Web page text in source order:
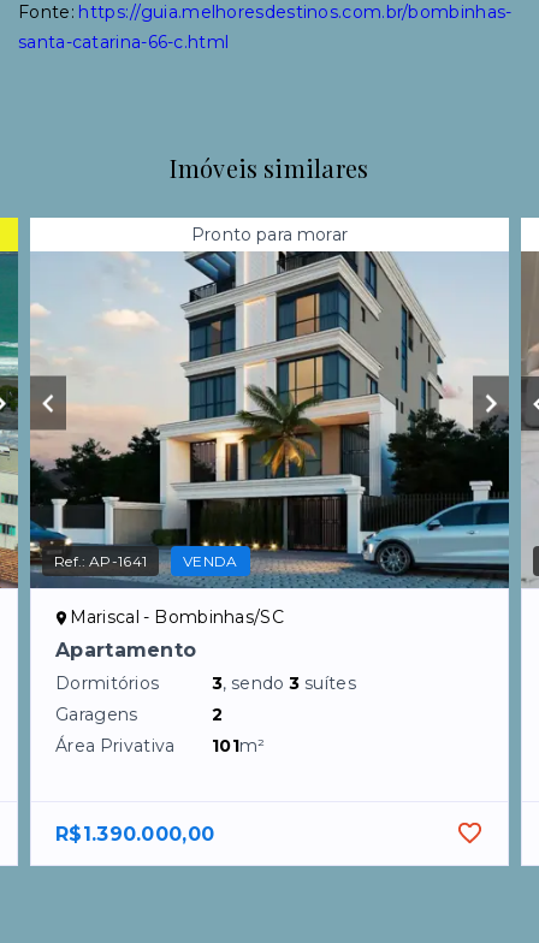
Fonte: https://guia.melhoresdestinos.com.br/bombinhas-
santa-catarina-66-c.html
Imóveis similares
Pronto para morar
Ref.:AP-1641 VENDA
Mariscal - Bombinhas/SC
Apartamento
Dormitórios 3, sendo3 suítes
Garagens
2
Área Privativa
101m²
R$1.390.000,00